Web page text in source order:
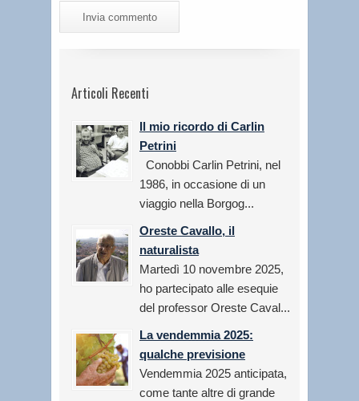
Articoli Recenti
Il mio ricordo di Carlin
Petrini
Conobbi Carlin Petrini, nel
1986, in occasione di un
viaggio nella Borgog...
Oreste Cavallo, il
naturalista
Martedì 10 novembre 2025,
ho partecipato alle esequie
del professor Oreste Caval...
La vendemmia 2025:
qualche previsione
Vendemmia 2025 anticipata,
come tante altre di grande